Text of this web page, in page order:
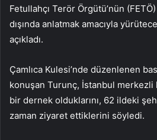
Fetullahçı Terör Örgütü’nün
dışında anlatmak amacıyla
açıkladı.
Çamlıca Kulesi’nde düzenlenen
konuşan Turunç, İstanbul merkezli
bir dernek olduklarını, 62 ildeki
zaman ziyaret ettiklerini söyledi.